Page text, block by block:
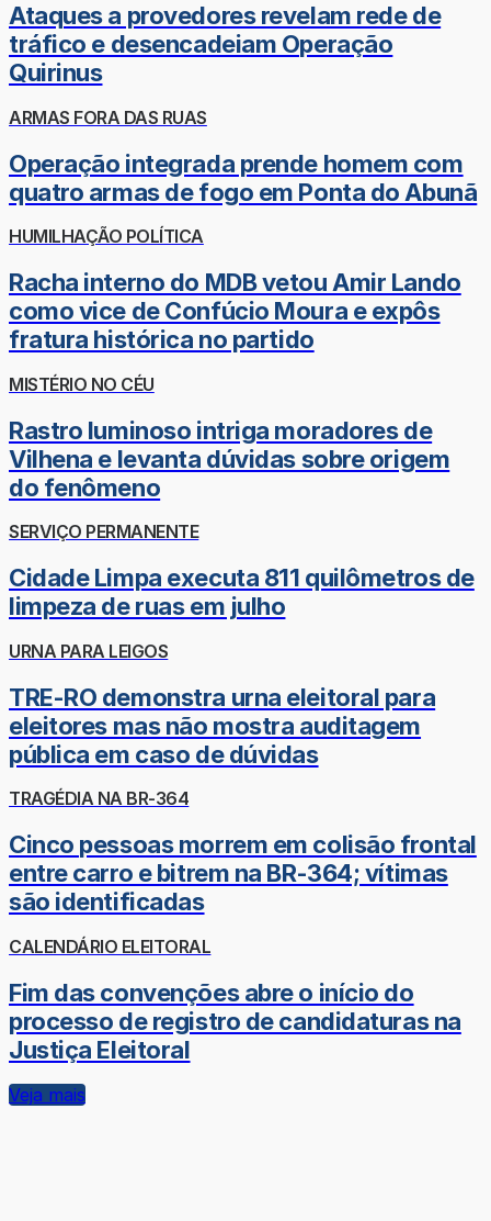
Ataques a provedores revelam rede de
tráfico e desencadeiam Operação
Quirinus
ARMAS FORA DAS RUAS
Operação integrada prende homem com
quatro armas de fogo em Ponta do Abunã
HUMILHAÇÃO POLÍTICA
Racha interno do MDB vetou Amir Lando
como vice de Confúcio Moura e expôs
fratura histórica no partido
MISTÉRIO NO CÉU
Rastro luminoso intriga moradores de
Vilhena e levanta dúvidas sobre origem
do fenômeno
SERVIÇO PERMANENTE
Cidade Limpa executa 811 quilômetros de
limpeza de ruas em julho
URNA PARA LEIGOS
TRE-RO demonstra urna eleitoral para
eleitores mas não mostra auditagem
pública em caso de dúvidas
TRAGÉDIA NA BR-364
Cinco pessoas morrem em colisão frontal
entre carro e bitrem na BR-364; vítimas
são identificadas
CALENDÁRIO ELEITORAL
Fim das convenções abre o início do
processo de registro de candidaturas na
Justiça Eleitoral
Veja mais